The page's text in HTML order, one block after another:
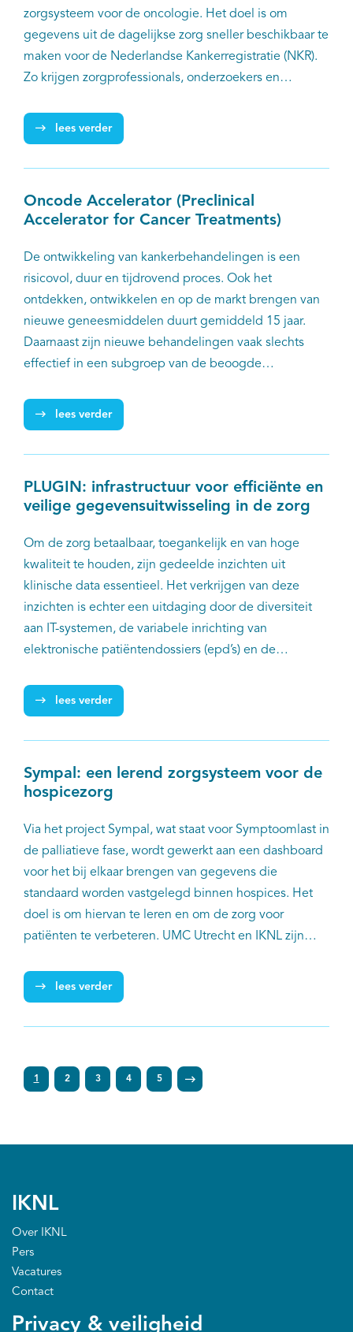
zorgsysteem voor de oncologie. Het doel is om
gegevens uit de dagelijkse zorg sneller beschikbaar te
maken voor de Nederlandse Kankerregistratie (NKR).
Zo krijgen zorgprofessionals, onderzoekers en
effectiviteit van behandelingen, zonder extra
registratielast.
lees verder
Oncode Accelerator (Preclinical
Accelerator for Cancer Treatments)
De ontwikkeling van kankerbehandelingen is een
risicovol, duur en tijdrovend proces. Ook het
ontdekken, ontwikkelen en op de markt brengen van
nieuwe geneesmiddelen duurt gemiddeld 15 jaar.
Daarnaast zijn nieuwe behandelingen vaak slechts
effectief in een subgroep van de beoogde
kankerbehandelingen ontwikkelen moet daarom
dringend versnellen en verbeteren. Dit is waar in het
lees verder
PLUGIN: infrastructuur voor efficiënte en
veilige gegevensuitwisseling in de zorg
Om de zorg betaalbaar, toegankelijk en van hoge
kwaliteit te houden, zijn gedeelde inzichten uit
klinische data essentieel. Het verkrijgen van deze
inzichten is echter een uitdaging door de diversiteit
aan IT-systemen, de variabele inrichting van
elektronische patiëntendossiers (epd’s) en de
zoals brieven en verslagen. Dit maakt de uitwisseling
en het hergebruiken van data voor veel ziekenhuizen
het secundair gebruik van klinische gegevens
eenvoudiger en efficiënter te maken.
lees verder
Sympal: een lerend zorgsysteem voor de
hospicezorg
Via het project Sympal, wat staat voor Symptoomlast in
de palliatieve fase, wordt gewerkt aan een dashboard
voor het bij elkaar brengen van gegevens die
standaard worden vastgelegd binnen hospices. Het
doel is om hiervan te leren en om de zorg voor
patiënten te verbeteren. UMC Utrecht en IKNL zijn
hierin duurzaam samen met Associatie Hospicezorg
Nederland (AHzN), Stichting PZNL en Madenco eZorg.
lees verder
1 2 3 4 5
IKNL
Over IKNL
Pers
Vacatures
Contact
Privacy & veiligheid